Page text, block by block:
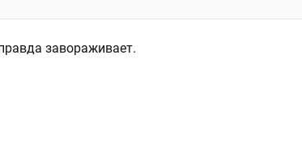
завораживает.